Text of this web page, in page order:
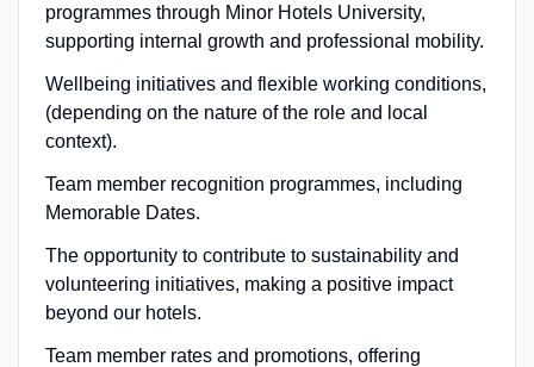
programmes through Minor Hotels University,
supporting internal growth and professional mobility.
Wellbeing initiatives and flexible working conditions,
(depending on the nature of the role and local
context).
Team member recognition programmes, including
Memorable Dates.
The opportunity to contribute to sustainability and
volunteering initiatives, making a positive impact
beyond our hotels.
Team member rates and promotions, offering